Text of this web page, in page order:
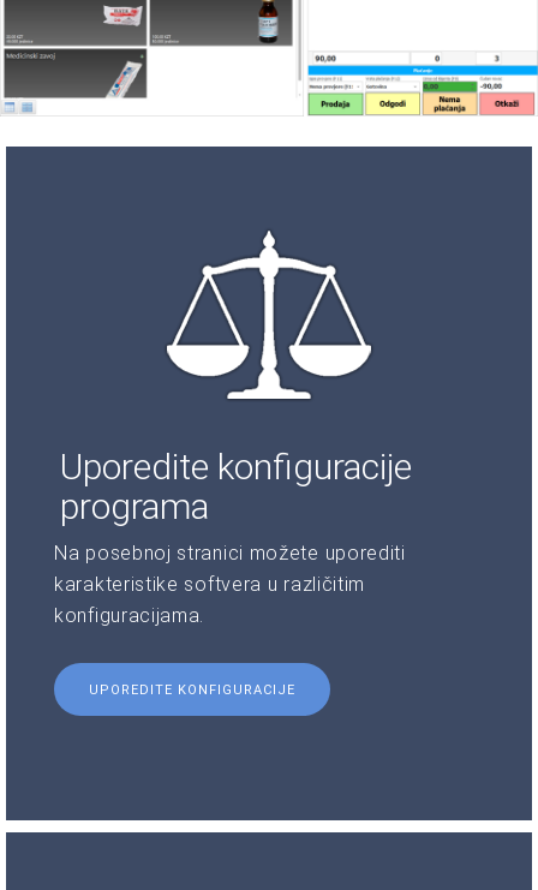
Uporedite konfiguracije
programa
Na posebnoj stranici možete uporediti
karakteristike softvera u različitim
konfiguracijama.
UPOREDITE KONFIGURACIJE